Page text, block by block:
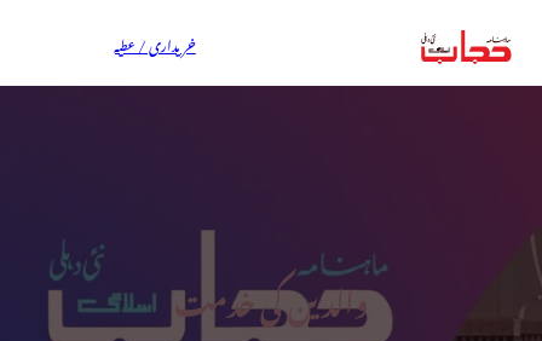
خریداری / عطیہ
والدین کی خدمت